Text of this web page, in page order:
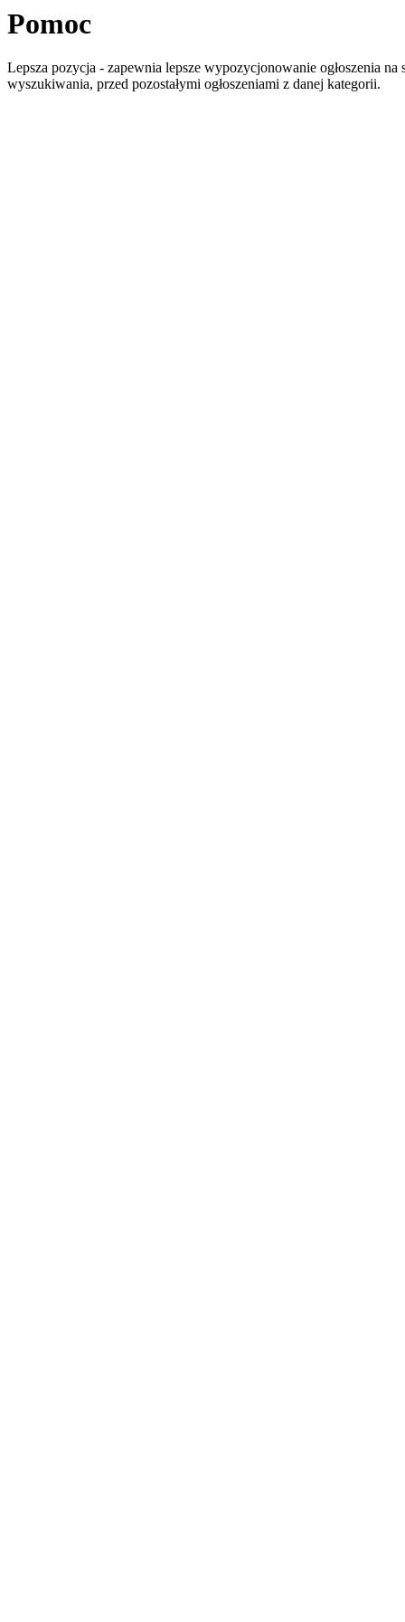
Pomoc
Lepsza pozycja - zapewnia lepsze wypozycjonowanie ogłoszenia
wyszukiwania, przed pozostałymi ogłoszeniami z danej kategorii.